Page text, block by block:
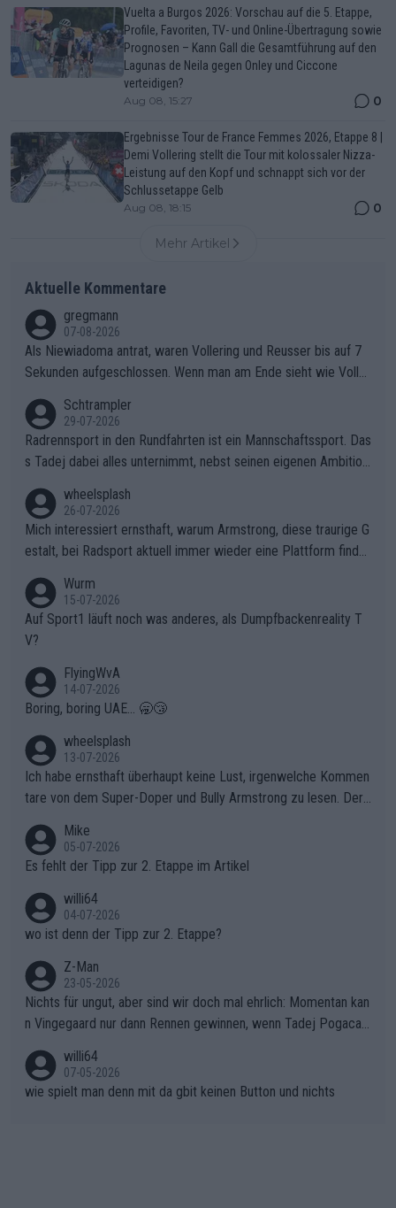
Vuelta a Burgos 2026: Vorschau auf die 5. Etappe,
Profile, Favoriten, TV- und Online-Übertragung sowie
Prognosen – Kann Gall die Gesamtführung auf den
Lagunas de Neila gegen Onley und Ciccone
verteidigen?
Aug 08, 15:27 0
Ergebnisse Tour de France Femmes 2026, Etappe 8 |
Demi Vollering stellt die Tour mit kolossaler Nizza-
Leistung auf den Kopf und schnappt sich vor der
Schlussetappe Gelb
Aug 08, 18:15 0
Mehr Artikel
Aktuelle Kommentare
gregmann
07-08-2026
Als Niewiadoma antrat, waren Vollering und Reusser bis auf 7
Sekunden aufgeschlossen. Wenn man am Ende sieht wie Voller
ering die 7 Sekunden zu Niewiadoma nicht geschlossen hat un
d den Abstand hat anwachsen lassen. Ein schwerer taktischer
Fehler, der den Tour Sieg kosten wird.Diese Beobachtung trifft
Zögerlichkeit von Demi Vollering in diesem Moment war das e
ntscheidende Puzzleteil, das Katarzyna Niewiadoma die Tür z
um Gelben Trikot geöffnet hat.Das taktische Dilemma am Mon
t VentouxDie psychologische Falle: Vollering spekulierte in die
ser Phase darauf, dass Marlen Reusser im Gelben Trikot die N
achführarbeit leistet, um ihre Gesamtführung zu verteidigen.De
r Pokereinsatz: Anstatt die verbleibenden 7 Sekunden sofort s
elbst zuzufahren, verließ sich Vollering zu lange auf die Tempo
arbeit anderer.Niewiadomas Momentum: Niewiadoma nutzte g
enau diese Uneinigkeit im Verfolgerfeld, um ihren Rhythmus zu
finden und den Vorsprung in der gnadenlosen Windpassage de
s Berges kontinuierlich auszubauen.Die Quittung im FinaleReus
sers Einbruch: Erst als Reusser komplett einbrach, übernahm V
ollering die Initiative.Zu spätes Erwachen: Zu diesem Zeitpunkt
war das Loch zu Niewiadoma bereits zu groß, um es im Allein
en.Teurer Sekundenpoker: Die Quittung sind nun 15 Sekunden
Rückstand im Gesamtklassement – ein Polster, das Niewiado
gibt. Diese Etappe wird sicher als der psychologische Wendep
unkt dieser Tour in die Geschichte eingehen. Wenn man bei so
einem harten Aufstieg einmal den Moment verpasst und der K
onkurrentin die "zweite Luft" schenkt, ist der Schaden am Ber
g kaum noch zu reparieren.Vor uns liegt nun das große Finale R
ichtung Nizza. Niewiadoma hat psychologisch Oberwasser, ab
er SD Worx und Vollering müssen jetzt All-In gehen. (gregman
n)
Schtrampler
29-07-2026
Radrennsport in den Rundfahrten ist ein Mannschaftssport. Das
s Tadej dabei alles unternimmt, nebst seinen eigenen Ambition
ganze Team auch mental stark zu machen und konkret am Erf
olg teilzuhaben, ist ihm ganz hoch anzurechnen. Das ist ein Zei
chen weit über den Radsport hinaus.
wheelsplash
26-07-2026
Mich interessiert ernsthaft, warum Armstrong, diese traurige G
estalt, bei Radsport aktuell immer wieder eine Plattform finde
Wurm
15-07-2026
Auf Sport1 läuft noch was anderes, als Dumpfbackenreality T
V?
FlyingWvA
14-07-2026
Boring, boring UAE... 🥱😴
wheelsplash
13-07-2026
Ich habe ernsthaft überhaupt keine Lust, irgenwelche Kommen
tare von dem Super-Doper und Bully Armstrong zu lesen. Der
r die gehört nicht in dieses Medium!
Mike
05-07-2026
Es fehlt der Tipp zur 2. Etappe im Artikel
willi64
04-07-2026
wo ist denn der Tipp zur 2. Etappe?
Z-Man
23-05-2026
Nichts für ungut, aber sind wir doch mal ehrlich: Momentan kan
n Vingegaard nur dann Rennen gewinnen, wenn Tadej Pogacar
willi64
07-05-2026
wie spielt man denn mit da gbit keinen Button und nichts